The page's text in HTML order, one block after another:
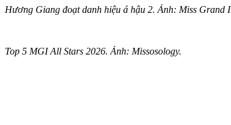
Hương Giang đoạt danh hiệu á hậu 2. Ảnh: Miss Grand
Top 5 MGI All Stars 2026. Ảnh: Missosology.